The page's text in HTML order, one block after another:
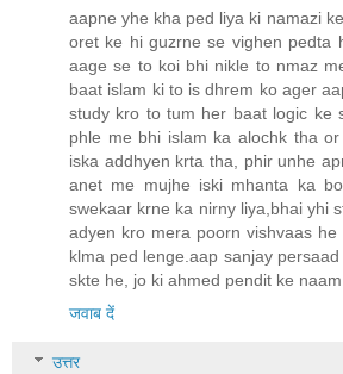
aapne yhe kha ped liya ki namazi
oret ke hi guzrne se vighen pedta
aage se to koi bhi nikle to nmaz
baat islam ki to is dhrem ko ager
study kro to tum her baat logic ke
phle me bhi islam ka alochk tha
iska addhyen krta tha, phir unhe
anet me mujhe iski mhanta ka
swekaar krne ka nirny liya,bhai yhi
adyen kro mera poorn vishvaas
klma ped lenge.aap sanjay
skte he, jo ki ahmed pendit ke naam
जवाब दें
उत्तर